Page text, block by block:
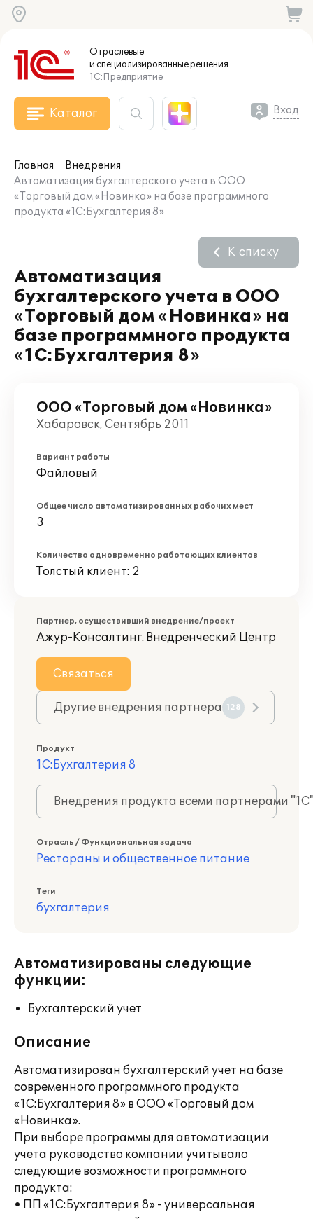
Отраслевые
и специализированныерешения
1С:Предприятие
Каталог Вход
Главная
Внедрения
Автоматизация бухгалтерского учета в ООО
«Торговый дом «Новинка» на базе программного
продукта «1С:Бухгалтерия 8»
Автоматизация
бухгалтерского учета в ООО
«Торговый дом «Новинка» на
базе программного продукта
«1С:Бухгалтерия 8»
К списку
ООО «Торговый дом «Новинка»
Хабаровск, Сентябрь 2011
Вариант работы
Файловый
Общее число автоматизированных рабочих мест
3
Количество одновременно работающих клиентов
Толстый клиент: 2
Партнер, осуществивший внедрение/проект
Ажур-Консалтинг. Внедренческий Центр
Связаться
Другие внедрения партнера 128
Продукт
1С:Бухгалтерия 8
Внедрения продукта всеми партнерами
Отрасль / Функциональная задача
Рестораны и общественное питание
Теги
бухгалтерия
Автоматизированы следующие
функции:
Бухгалтерский учет
Описание
Автоматизирован бухгалтерский учет на базе
современного программного продукта
«1С:Бухгалтерия 8» в ООО «Торговый дом
«Новинка».
При выборе программы для автоматизации
учета руководство компании учитывало
следующие возможности программного
продукта:
• ПП «1С:Бухгалтерия 8» - универсальная